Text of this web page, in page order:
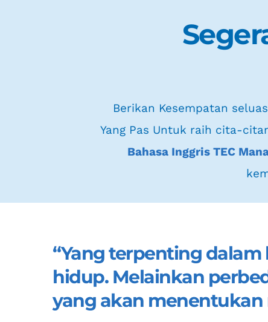
Berikan Kesempatan
Yang Pas Untuk raih cita-
Bahasa Inggris TEC
“Yang terpenting
hidup. Melainkan
yang akan menentukan